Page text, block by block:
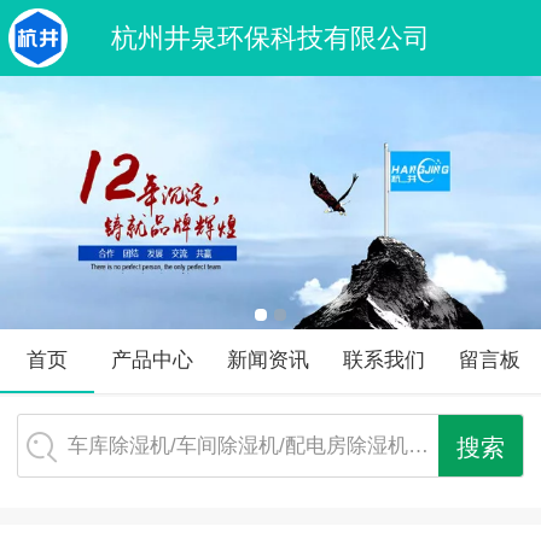
杭州井泉环保科技有限公司
首页 产品中心 新闻资讯 联系我们 留言板
车库除湿机/车间除湿机/配电房除湿机…